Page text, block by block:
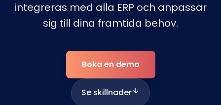
integreras med alla ERP och anpassar
sig till dina framtida behov.
Boka en demo
Se skillnader